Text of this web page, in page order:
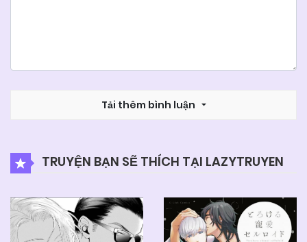
Tải thêm bình luận
TRUYỆN BẠN SẼ THÍCH TẠI LAZYTRUYEN